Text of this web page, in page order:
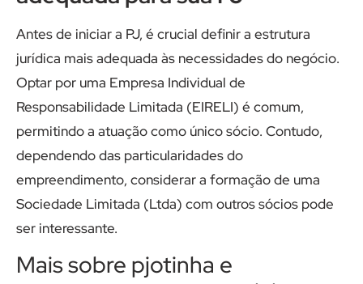
Antes de iniciar a PJ, é crucial definir a estrutura
jurídica mais adequada às necessidades do negócio.
Optar por uma Empresa Individual de
Responsabilidade Limitada (EIRELI) é comum,
permitindo a atuação como único sócio. Contudo,
dependendo das particularidades do
empreendimento, considerar a formação de uma
Sociedade Limitada (Ltda) com outros sócios pode
ser interessante.
Mais sobre pjotinha e